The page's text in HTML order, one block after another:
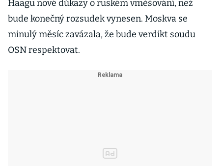
Haagu nové důkazy o ruském vměšování, než
bude konečný rozsudek vynesen. Moskva se
minulý měsíc zavázala, že bude verdikt soudu
OSN respektovat.